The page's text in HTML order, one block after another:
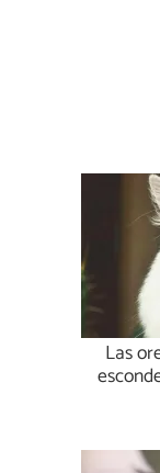
Las